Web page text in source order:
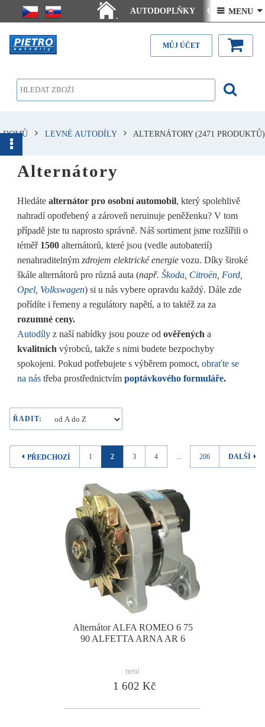
.
AUTODOPLŇKY Ceny doručení
Články - návody Kontakt
 MENU 
MŮJ ÚČET
DOMŮ LEVNÉ AUTODÍLY ALTERNÁTORY(2471 PRODUKTŮ)
Alternátory
Hledáte alternátor pro osobní automobil, který spolehlivě
nahradí opotřebený a zároveň neruinuje peněženku? V tom
případě jste tu naprosto správně. Náš sortiment jsme rozšířili o
téměř 1500 alternátorů, které jsou (vedle autobaterií)
nenahraditelným zdrojem elektrické energievozu. Díky široké
škále alternátorů pro různá auta (např. Škoda, Citroën, Ford,
Opel, Volkswagen) si u nás vybere opravdu každý. Dále zde
pořídíte i řemeny a regulátory napětí, a to taktéž za za
rozumné ceny.
Autodíly z naší nabídky jsou pouze od ověřených a
kvalitních výrobců, takže s nimi budete bezpochyby
spokojeni. Pokud potřebujete s výběrem pomoct, obraťte se
na nástřeba prostřednictvím poptávkového formuláře.
ŘADIT:
PŘEDCHOZÍ 1 2 3 4 ... 206 DALŠÍ
Alternátor ALFA ROMEO 6 75
90 ALFETTA ARNA AR 6
není
1 602 Kč